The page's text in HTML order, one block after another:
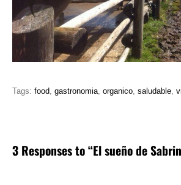
Tags: food, gastronomia, organico, saludable,
3 Responses to “El sueño de